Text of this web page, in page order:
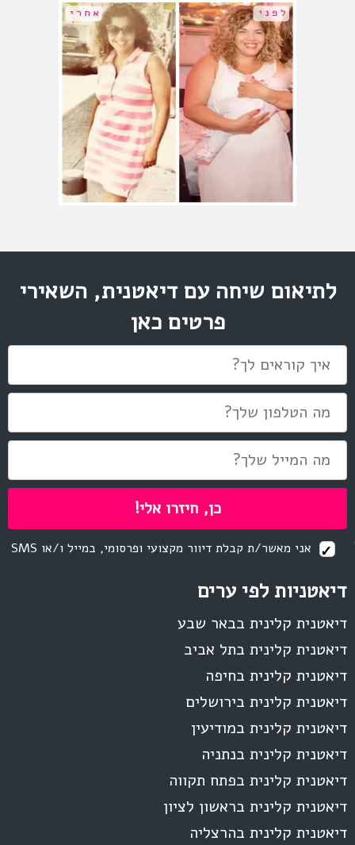
דיאטניות לפי ערים
דיאטנית קלינית בבאר שבע
דיאטנית קלינית בתל אביב
דיאטנית קלינית בחיפה
דיאטנית קלינית בירושלים
דיאטנית קלינית במודיעין
דיאטנית קלינית בנתניה
דיאטנית קלינית בפתח תקווה
דיאטנית קלינית בראשון לציון
דיאטנית קלינית בהרצליה
לתיאום שיחה עם דיאטנית, השאירי
פרטים כאן
אני מאשר/ת קבלת דיוור מקצועי ופרסומי, במייל ו/או SMS